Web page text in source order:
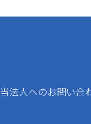
当法人へのお問い合